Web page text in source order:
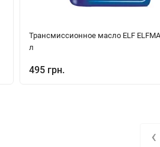
Трансмиссионное масло ELF
л
495 грн.
‹